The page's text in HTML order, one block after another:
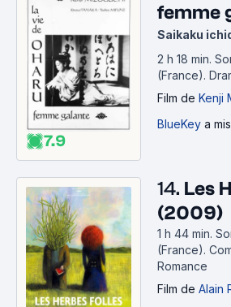
7.9
femme
Saikaku
2 h 18 min.
(France).
Film de Kenji
BlueKey a
14. Les
(2009)
1 h 44 min.
(France).
Romance
Film de Alain